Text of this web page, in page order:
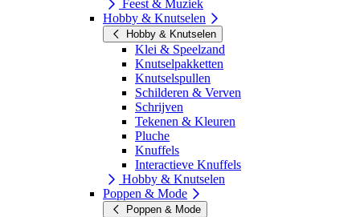
Feest & Muziek
Hobby & Knutselen
Hobby & Knutselen
Klei & Speelzand
Knutselpakketten
Knutselspullen
Schilderen & Verven
Schrijven
Tekenen & Kleuren
Pluche
Knuffels
Interactieve Knuffels
Hobby & Knutselen
Poppen & Mode
Poppen & Mode